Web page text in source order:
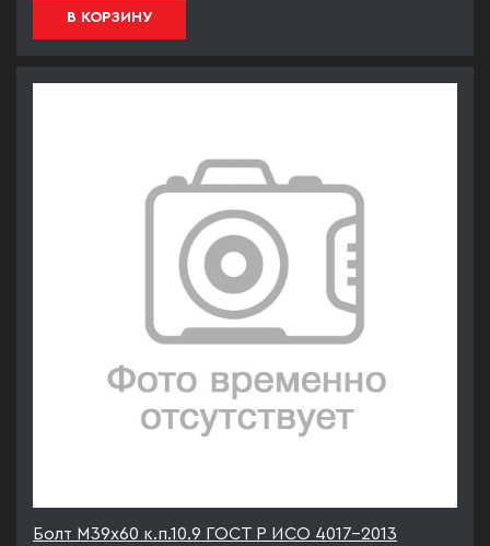
В КОРЗИНУ
Болт М39х60 к.п.10.9 ГОСТ Р ИСО 4017-2013